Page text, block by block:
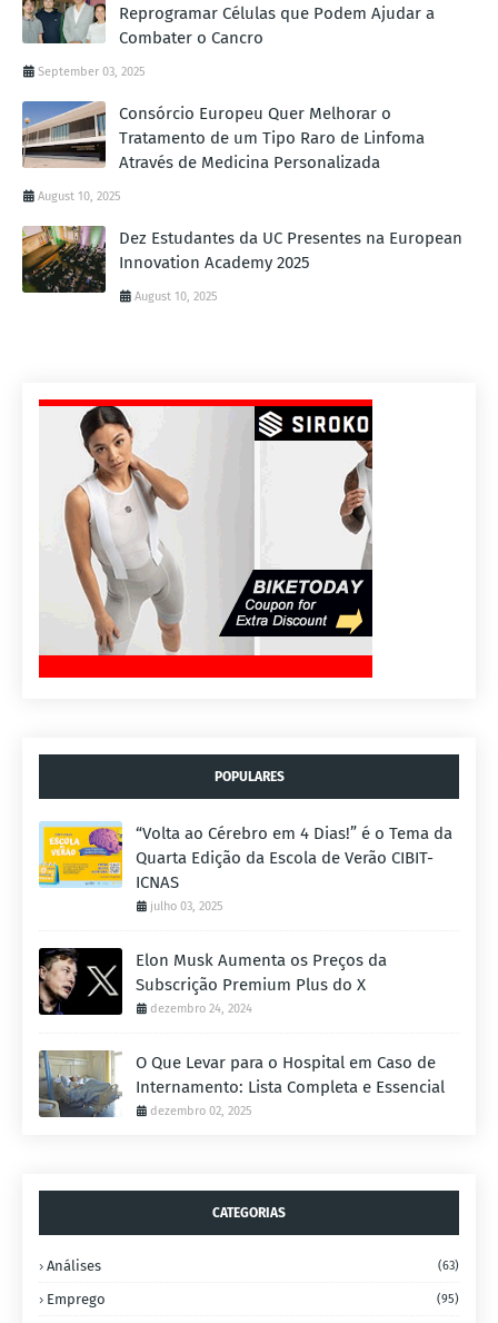
Reprogramar Células que Podem Ajudar a
Combater o Cancro
September 03, 2025
Consórcio Europeu Quer Melhorar o
Tratamento de um Tipo Raro de Linfoma
Através de Medicina Personalizada
August 10, 2025
Dez Estudantes da UC Presentes na European
Innovation Academy 2025
August 10, 2025
POPULARES
“Volta ao Cérebro em 4 Dias!” é o Tema da
Quarta Edição da Escola de Verão CIBIT-
ICNAS
julho 03, 2025
Elon Musk Aumenta os Preços da
Subscrição Premium Plus do X
dezembro 24, 2024
O Que Levar para o Hospital em Caso de
Internamento: Lista Completa e Essencial
dezembro 02, 2025
CATEGORIAS
Análises (63)
Emprego (95)